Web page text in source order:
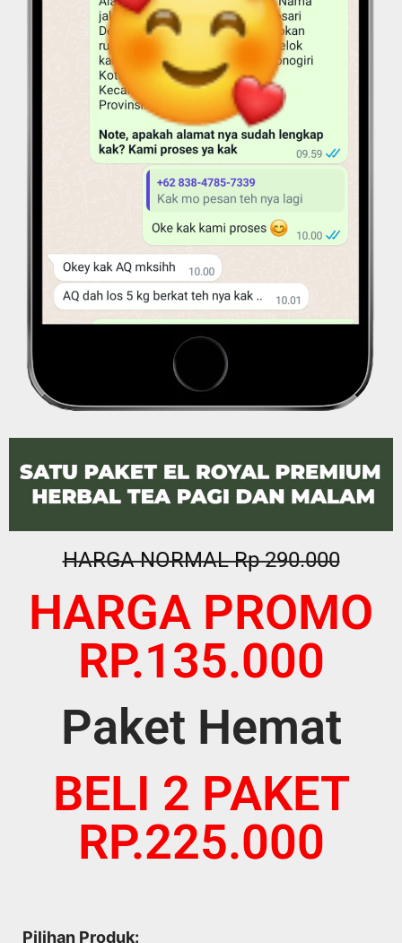
HARGA NORMAL Rp 290.000
HARGA PROMO
RP.135.000
Paket Hemat
BELI 2 PAKET
RP.225.000
Pilihan Produk: